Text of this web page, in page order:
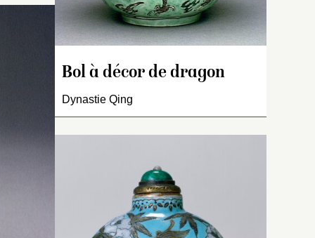
;
à
la
Flacon à tabac cylindrique
col.
Décor blanc en réserve sur
fond noir : un dragon à
intermittence parmi d’épais
nuages.
Bol à décor de dragon
Dynastie Qing